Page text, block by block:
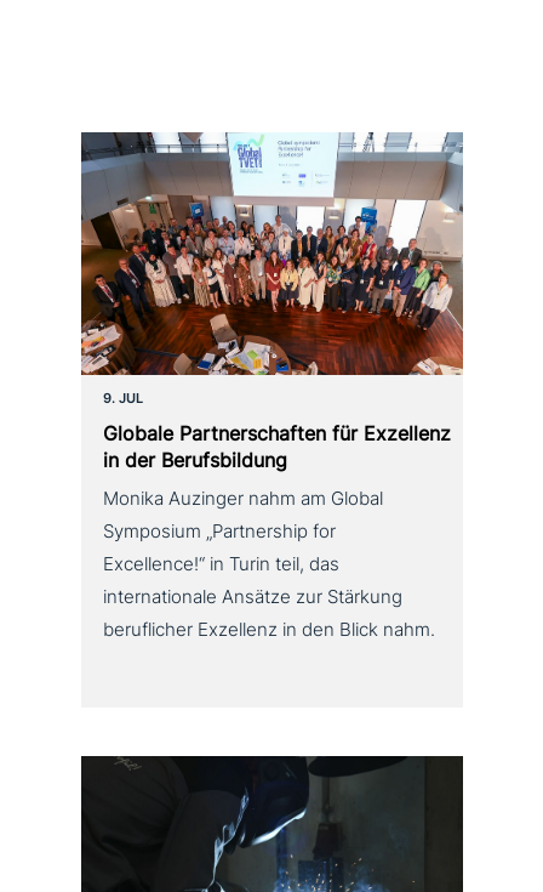
9. JUL
Globale Partnerschaften für Exzellenz
in der Berufsbildung
Monika Auzinger nahm am Global
Symposium „Partnership for
Excellence!“ in Turin teil, das
internationale Ansätze zur Stärkung
beruflicher Exzellenz in den Blick nahm.